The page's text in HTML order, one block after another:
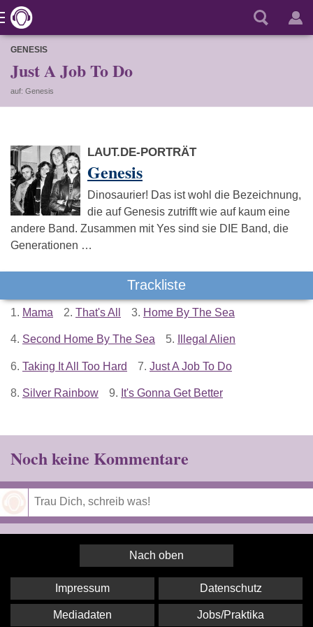
GENESIS
Just A Job To Do
auf: Genesis
LAUT.DE-PORTRÄT
Genesis
Dinosaurier! Das ist wohl die Bezeichnung,
die auf Genesis zutrifft wie auf kaum eine
andere Band. Zusammen mit Yes sind sie DIE Band, die
Generationen …
Trackliste
1. Mama 2. That's All 3. Home By The Sea
4. Second Home By The Sea 5. Illegal Alien
6. Taking It All Too Hard 7. Just A Job To Do
8. Silver Rainbow 9. It's Gonna Get Better
Noch keine Kommentare
Nach oben
Impressum Datenschutz
Mediadaten Jobs/Praktika